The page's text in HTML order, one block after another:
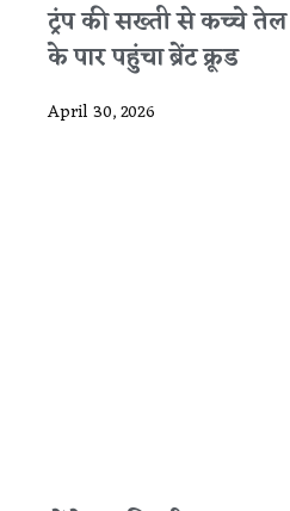
ट्रंप की सख्ती से कच्चे
के पार पहुंचा ब्रेंट क्रूड
April 30, 2026